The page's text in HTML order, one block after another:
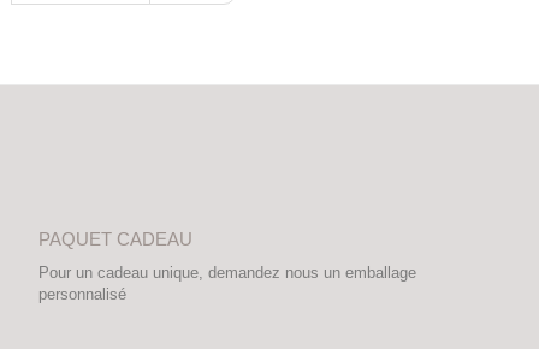
PAQUET CADEAU
Pour un cadeau unique, demandez nous un emballage
personnalisé